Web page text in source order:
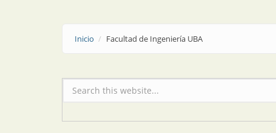
Inicio Facultad de Ingeniería UBA
Formulario de búsqueda